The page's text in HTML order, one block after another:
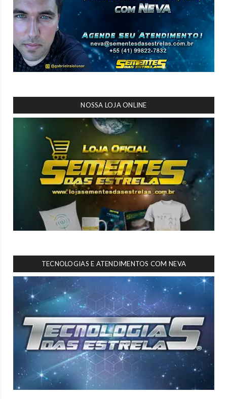
NOSSA LOJA ONLINE
TECNOLOGIAS E ATENDIMENTOS COM NEVA